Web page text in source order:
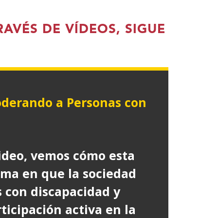
DE VÍDEOS, SIGUE
a Personas con
vemos cómo esta
en que la sociedad
con discapacidad y
activa en la